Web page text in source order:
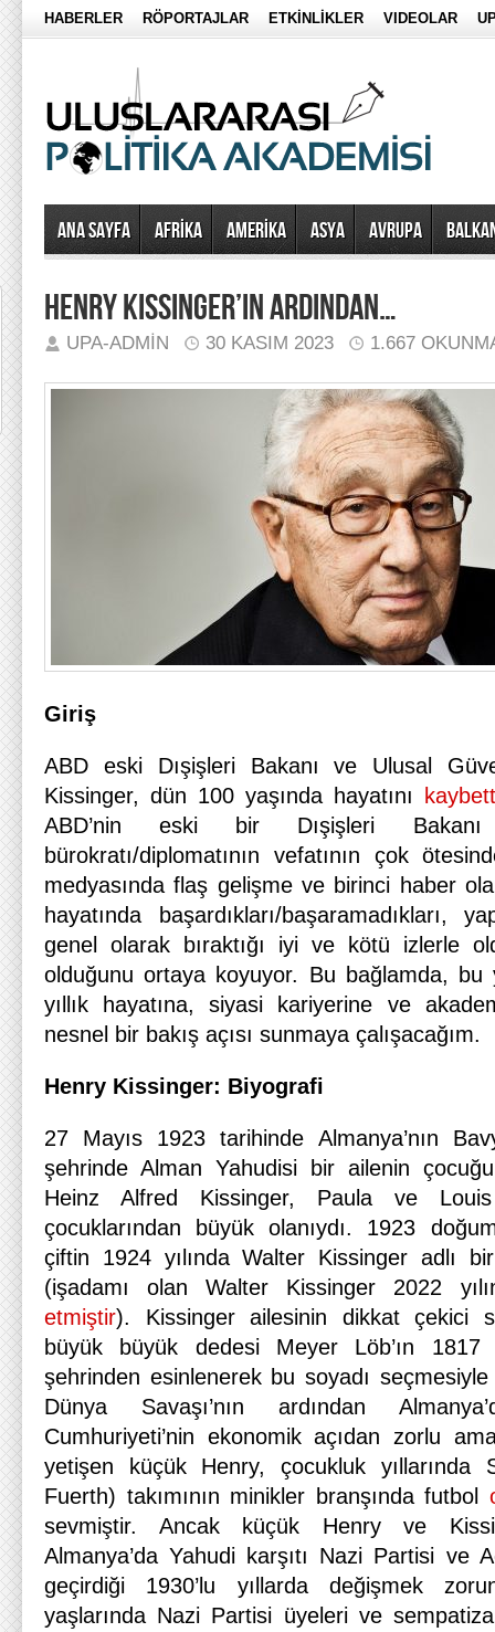
HABERLER RÖPORTAJLAR ETKİNLİKLER VIDEOLAR
Ana Sayfa AFRİKA AMERİKA ASYA AVRUPA
HENRY KISSINGER’IN ARDINDAN…
UPA-ADMIN 30 KASIM 2023 1.667
Giriş
ABD eski Dışişleri Bakanı ve Ulusal
Kissinger, dün 100 yaşında hayatını
ABD’nin eski bir Dışişleri
bürokratı/diplomatının vefatının çok
medyasında flaş gelişme ve birinci haber
hayatında başardıkları/başaramadıkları,
genel olarak bıraktığı iyi ve kötü izlerle
olduğunu ortaya koyuyor. Bu bağlamda, bu
yıllık hayatına, siyasi kariyerine ve
nesnel bir bakış açısı sunmaya çalışacağım.
Henry Kissinger: Biyografi
27 Mayıs 1923 tarihinde Almanya’nın
şehrinde Alman Yahudisi bir ailenin
Heinz Alfred Kissinger, Paula ve
çocuklarından büyük olanıydı. 1923
çiftin 1924 yılında Walter Kissinger adlı
(işadamı olan Walter Kissinger 2022
etmiştir). Kissinger ailesinin dikkat çekici
büyük büyük dedesi Meyer Löb’ın 1817
şehrinden esinlenerek bu soyadı
Dünya Savaşı’nın ardından
Cumhuriyeti’nin ekonomik açıdan zorlu
yetişen küçük Henry, çocukluk yıllarında
Fuerth) takımının minikler branşında futbol
sevmiştir. Ancak küçük Henry ve
Almanya’da Yahudi karşıtı Nazi Partisi ve
geçirdiği 1930’lu yıllarda değişmek
yaşlarında Nazi Partisi üyeleri ve